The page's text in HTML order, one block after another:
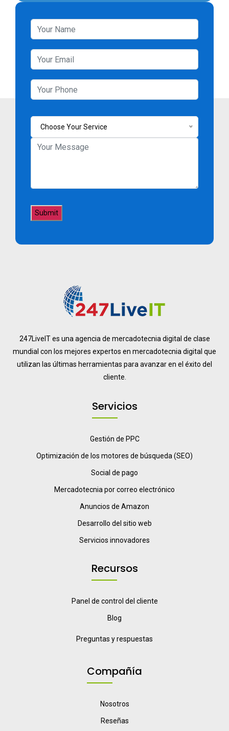
Choose Your Service
247LiveIT es una agencia de mercadotecnia digital de clase
mundial con los mejores expertos en mercadotecnia digital que
utilizan las últimas herramientas para avanzar en el éxito del
cliente.
Servicios
Gestión de PPC
Optimización de los motores de búsqueda (SEO)
Social de pago
Mercadotecnia por correo electrónico
Anuncios de Amazon
Desarrollo del sitio web
Servicios innovadores
Recursos
Panel de control del cliente
Blog
Preguntas y respuestas
Compañía
Nosotros
Reseñas